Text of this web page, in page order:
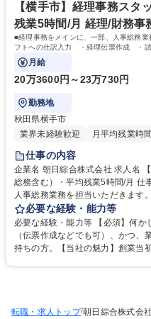
いた企業として、これからも地域の役
学歴：大学院 大学 高専 短大 専修
士 第一種運転免許普通自動車
【横手市】経理事務スタ
残業5時間/月 経理/財務事
■経理事務をメインに、一部、人事総務
フトへの仕訳入力 ・経理伝票作成 ・
入金/決済処理 ・入金予定や支払予定表の
月給
20万3600円～23万730円
勤務地
秋田県横手市
業界未経験歓迎
月平均残業時
仕事の内容
企業名 朝日綜合株式会社 求人名 【横手市】経理事務スタッフ（一部人事
総務含む）・平均残業5時間/月 仕事の内容 ■経理事務をメインに、一部、
人事総務業務を担当いただきます
力 ・経理伝票作成 ・請求書など
済処理 ・入金予定や支払予定表の 作成 ・社員の入退社手続き ・その他経
理や総務に関する業務全般【サ
リプルゼロ、連帯保証人に代わる
必要な経験・能力等
必要な経験・能力等 【必須】何
（伝票作成などでも可）、かつ
持ちの方。【当社の魅力】創業当
転職・求人トップ/朝日綜合株式会社